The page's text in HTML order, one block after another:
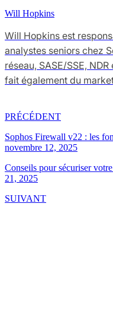
Will Hopkins
Will Hopkins est
analystes seniors chez
réseau, SASE/SSE,
fait également du
PRÉCÉDENT
Sophos Firewall v22 : les
novembre 12, 2025
Conseils pour sécuriser
21, 2025
SUIVANT